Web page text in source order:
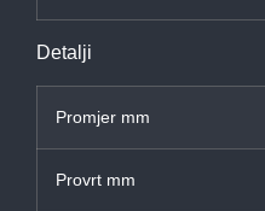
Detalji
Promjer mm
Provrt mm